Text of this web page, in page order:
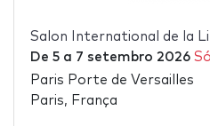
Salon International de la
De 5a 7 setembro 2026
Paris Porte de Versailles
Paris, França